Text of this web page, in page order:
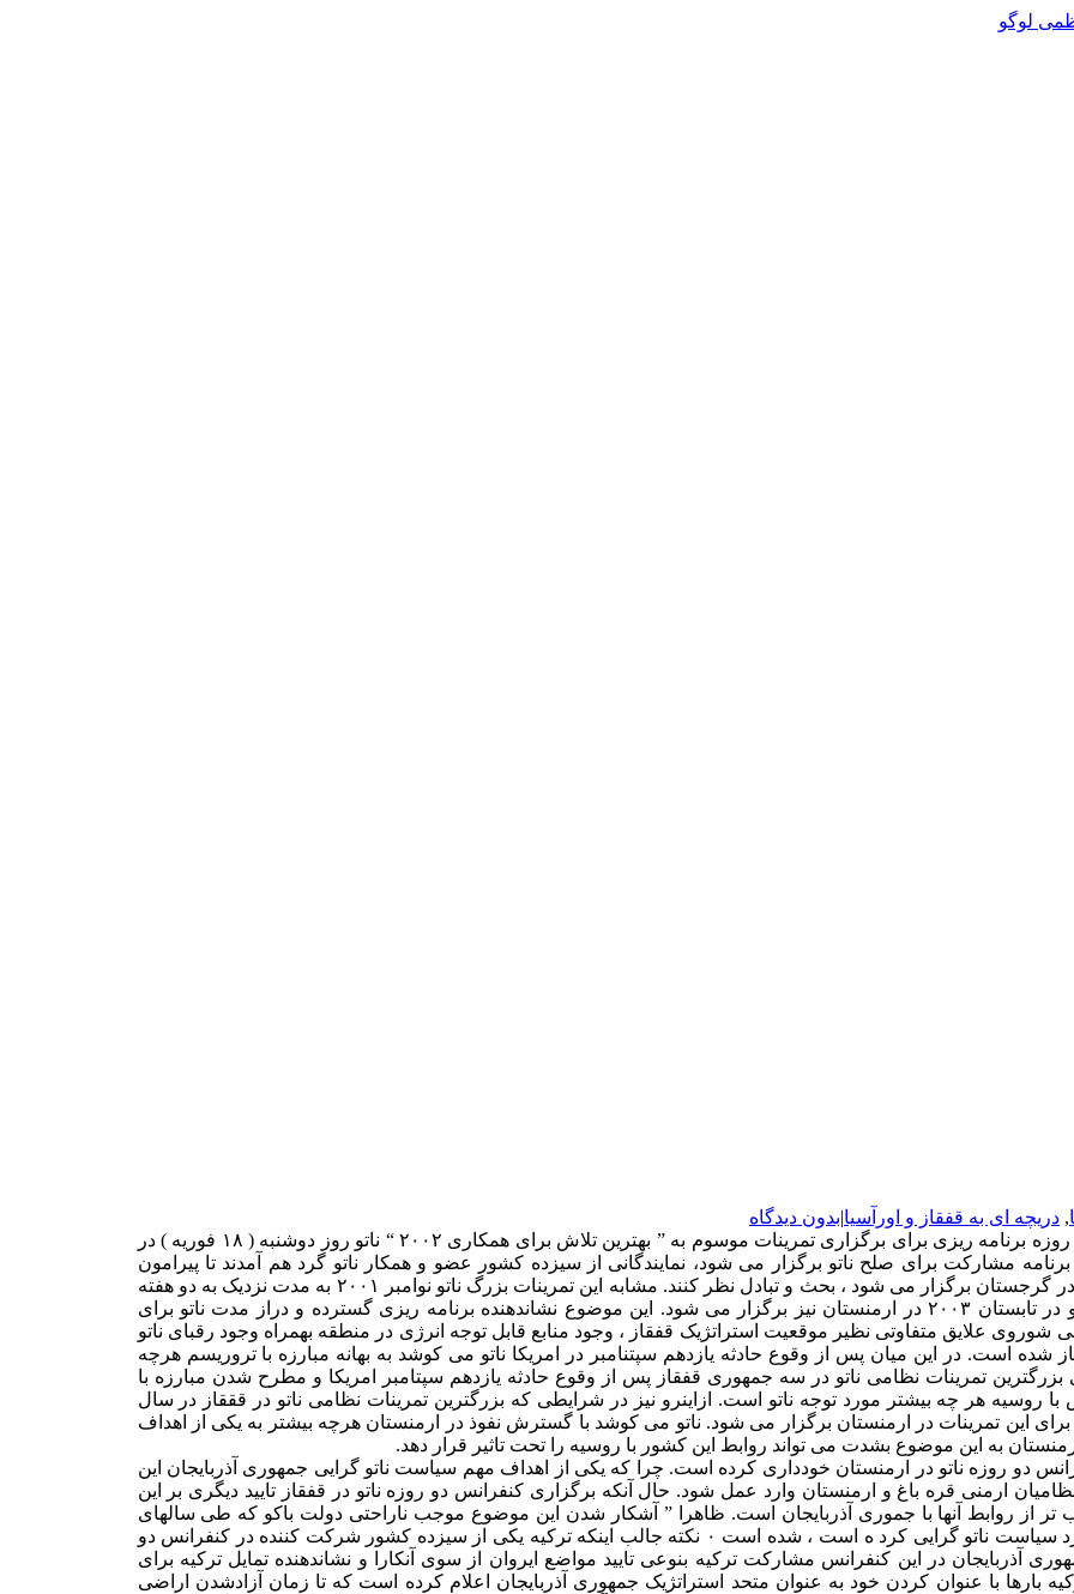
, دریچه ای به قفقاز و اورآسیا|بدون دیدگاه
به گزارش خبرگزاری نویان توپان (Noyan Tapan) ارمنستان ،کنفرانس دو روزه برنامه ریزی برای برگزاری تمرینات موسوم به ” بهترین تلاش برای همکاری ۲۰۰۲ “ ناتو روز دوشنبه ( ۱۸ فوریه ) در
مشارکت برای صلح ناتو برگزار می شود، نمایندگانی از سیزده کشور عضو و همکار ناتو گرد هم آمدند تا پیرامون
چگونگی برگزاری بزرگترین تمرینات نظامی ناتو در قفقاز که ژوئن ۲۰۰۲ در گرجستان برگزار می شود ، بحث و تبادل نظر کنند. مشابه این تمرینات بزرگ ناتو نوامبر ۲۰۰۱ به مدت نزدیک به دو هفته
در جمهوری آذربایجان برگزار شد. گفته می شود این تمرینات نظامی ناتو در تابستان ۲۰۰۳ در ارمنستان نیز برگزار می شود. این موضوع نشاندهنده برنامه ریزی گسترده و دراز مدت ناتو برای
علایق متفاوتی نظیر موقعیت استراتژیک قفقاز ، وجود منابع قابل توجه انرژی در منطقه بهمراه وجود رقبای ناتو
است. در این میان پس از وقوع حادثه یازدهم سپتنامبر در امریکا ناتو می کوشد به بهانه مبارزه با تروریسم هرچه
تمرینات نظامی ناتو در سه جمهوری قفقاز پس از وقوع حادثه یازدهم سپتامبر امریکا و مطرح شدن مبارزه با
هر چه بیشتر مورد توجه ناتو است. ازاینرو نیز در شرایطی که بزرگترین تمرینات نظامی ناتو در قققاز در سال
این تمرینات در ارمنستان برگزار می شود. ناتو می کوشد با گسترش نفوذ در ارمنستان هرچه بیشتر به یکی از اهداف
به این موضوع بشدت می تواند روابط این کشور با روسیه را تحت تاثیر قرار دهد.
دو روزه ناتو در ارمنستان خودداری کرده است. چرا که یکی از اهداف مهم سیاست ناتو گرایی جمهوری آذربایجان این
ارمنی قره باغ و ارمنستان وارد عمل شود. حال آنکه برگزاری کنفرانس دو روزه ناتو در قفقاز تایید دیگری بر این
از روابط آنها با جموری آذربایجان است. ظاهرا ” آشکار شدن این موضوع موجب ناراحتی دولت باکو که طی سالهای
گذشته هزینه فراوانی از لحاظ اقتصادی ، سیاسی و تبلیغاتی صرف پیشبرد سیاست ناتو گرایی کرد ه است ، شده است ۰ نکته جالب اینکه ترکیه یکی از سیزده کشور شرکت کننده در کنفرانس دو
آذربایجان در این کنفرانس مشارکت ترکیه بنوعی تایید مواضع ایروان از سوی آنکارا و نشاندهنده تمایل ترکیه برای
با عنوان کردن خود به عنوان متحد استراتژیک جمهوری آذربایجان اعلام کرده است که تا زمان آزادشدن اراضی